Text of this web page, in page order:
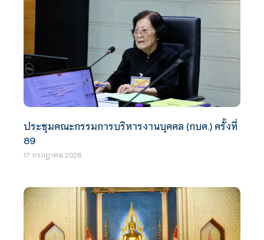
ประชุมคณะกรรมการบริหารงานบุคคล (กบค.) ครั้งที่
89
17 กรกฎาคม 2026